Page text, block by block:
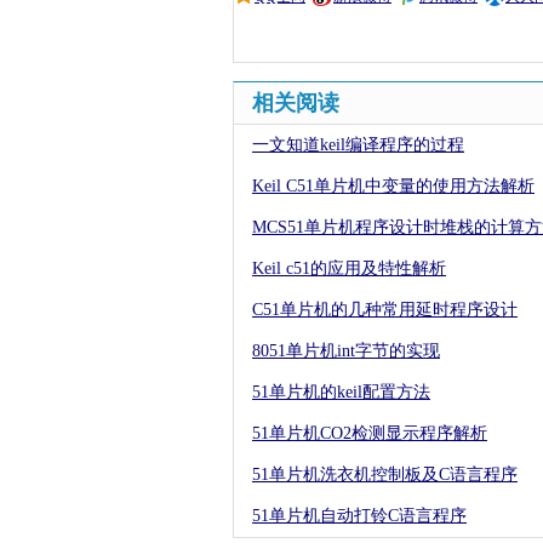
相关阅读
一文知道keil编译程序的过程
Keil C51单片机中变量的使用方法解析
MCS51单片机程序设计时堆栈的计算
Keil c51的应用及特性解析
C51单片机的几种常用延时程序设计
8051单片机int字节的实现
51单片机的keil配置方法
51单片机CO2检测显示程序解析
51单片机洗衣机控制板及C语言程序
51单片机自动打铃C语言程序